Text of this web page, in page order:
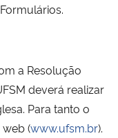
a Resolução
deverá realizar
Para tanto o
(www.ufsm.br).